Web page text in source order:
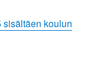
koulun